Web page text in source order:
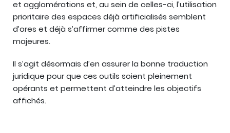
et agglomérations et, au sein de celles-ci, l’utilisation
prioritaire des espaces déjà artificialisés semblent
d’ores et déjà s’affirmer comme des pistes
majeures.
Il s’agit désormais d’en assurer la bonne traduction
juridique pour que ces outils soient pleinement
opérants et permettent d’atteindre les objectifs
affichés.